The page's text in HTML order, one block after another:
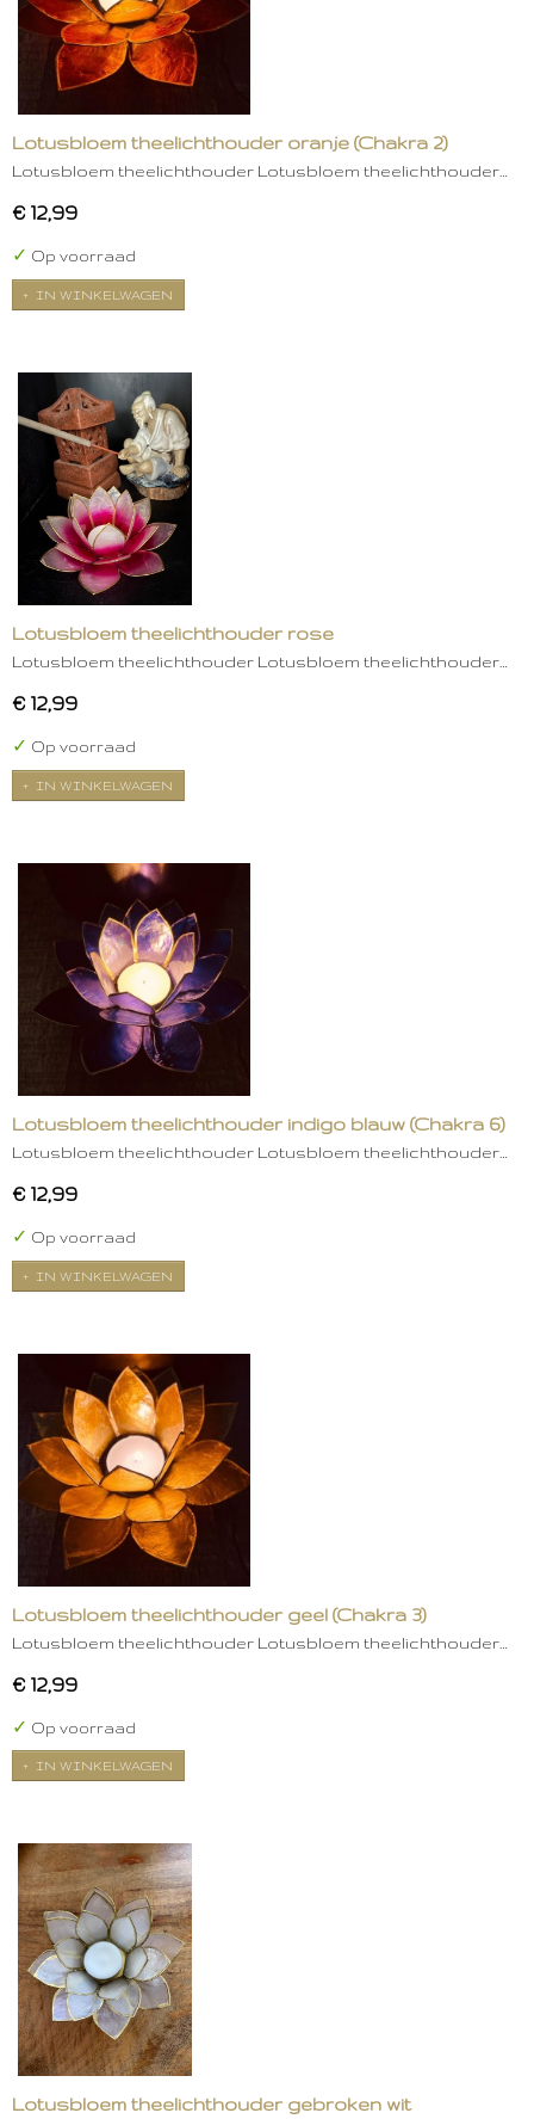
Lotusbloem theelichthouder oranje (Chakra 2)
Lotusbloem theelichthouder Lotusbloem theelichthouder…
€ 12,99
✓ Op voorraad
IN WINKELWAGEN
Lotusbloem theelichthouder rose
Lotusbloem theelichthouder Lotusbloem theelichthouder…
€ 12,99
✓ Op voorraad
IN WINKELWAGEN
Lotusbloem theelichthouder indigo blauw (Chakra 6)
Lotusbloem theelichthouder Lotusbloem theelichthouder…
€ 12,99
✓ Op voorraad
IN WINKELWAGEN
Lotusbloem theelichthouder geel (Chakra 3)
Lotusbloem theelichthouder Lotusbloem theelichthouder…
€ 12,99
✓ Op voorraad
IN WINKELWAGEN
Lotusbloem theelichthouder gebroken wit